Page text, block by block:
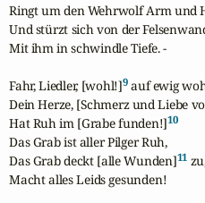
Ringt um den Wehrwolf Arm und
Und stürzt sich von der
Mit ihm in schwindle Tiefe. -
Fahr, Liedler, [wohl!]9 auf ewig
Dein Herze, [Schmerz und Liebe
Hat Ruh im [Grabe funden!]10
Das Grab ist aller Pilger Ruh,
Das Grab deckt [alle Wunden]11
Macht alles Leids gesunden!